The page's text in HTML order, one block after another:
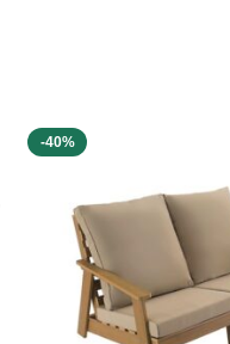
-40%